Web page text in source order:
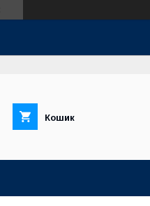
Кошик